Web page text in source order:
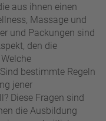
aus ihnen einen
Massage und
und Packungen sind
den die
bestimmte Regeln
jener
Diese Fragen sind
die Ausbildung